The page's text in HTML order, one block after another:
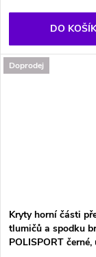
DO
Doprodej
Kryty horní části
tlumičů a spodku
POLISPORT